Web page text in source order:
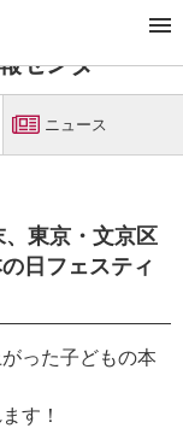
報センター ニュース
センター
ニュース
東京・文京区
日フェスティ
った子どもの本
ます！